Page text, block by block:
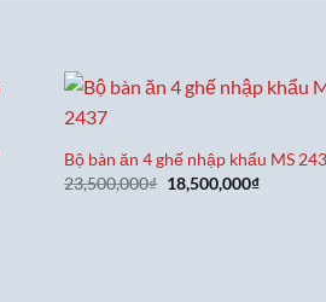
Bộ bàn ăn 4 ghế nhập khẩu MS
23,500,000₫ Giá
gốc
18,500,000₫Giá